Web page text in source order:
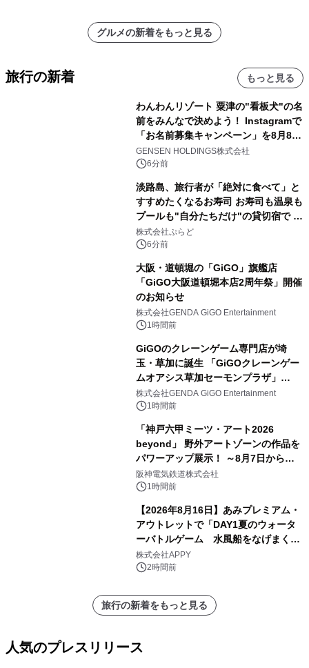
グルメの新着をもっと見る
旅行の新着 もっと見る
わんわんリゾート 粟津の"看板犬"の名
前をみんなで決めよう！ Instagramで
「お名前募集キャンペーン」を8月8日
(土)より開催
GENSEN HOLDINGS株式会社
6分前
淡路島、旅行者が「絶対に食べて」と
すすめたくなるお寿司 お寿司も温泉も
プールも"自分たちだけ"の貸切宿で 1
日1組限定「岩屋温泉 絵島別庭 海と
森」の握り寿司プラン
株式会社ぷらど
6分前
大阪・道頓堀の「GiGO」旗艦店
「GiGO大阪道頓堀本店2周年祭」開催
のお知らせ
株式会社GENDA GiGO Entertainment
1時間前
GiGOのクレーンゲーム専門店が埼
玉・草加に誕生 「GiGOクレーンゲー
ムオアシス草加セーモンプラザ」
2026年8月7日(金)10時グランドオープ
ン
株式会社GENDA GiGO Entertainment
1時間前
「神戸六甲ミーツ・アート2026
beyond」 野外アートゾーンの作品を
パワーアップ展示！ ～8月7日からは
直前割パスポートを販売～
阪神電気鉄道株式会社
1時間前
【2026年8月16日】あみプレミアム・
アウトレットで「DAY1夏のウォータ
ーバトルゲーム 水風船をなげまくろ
う！」を開催
株式会社APPY
2時間前
旅行の新着をもっと見る
人気のプレスリリース